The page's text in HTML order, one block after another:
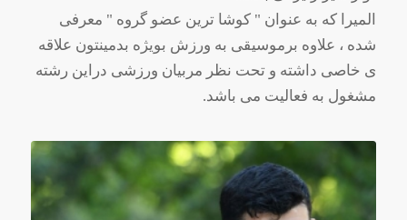
المیرا که به عنوان " کوشا ترین عضو گروه " معرفی
شده ، علاوه برموسیقی به ورزش بویژه بدمینتون علاقه
ی خاصی داشته و تحت نظر مربیان ورزشی دراین رشته
مشغول به فعالیت می باشد.